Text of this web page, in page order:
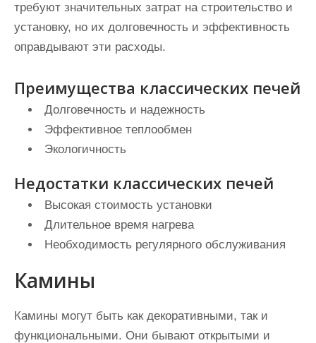
требуют значительных затрат на строительство и
установку, но их долговечность и эффективность
оправдывают эти расходы.
Преимущества классических печей
Долговечность и надежность
Эффективное теплообмен
Экологичность
Недостатки классических печей
Высокая стоимость установки
Длительное время нагрева
Необходимость регулярного обслуживания
Камины
Камины могут быть как декоративными, так и
функциональными. Они бывают открытыми и